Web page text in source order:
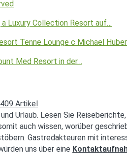
a Luxury Collection Resort auf…
Med Resort in der…
409 Artikel
Urlaub. Lesen Sie
auch wissen, worüber
Gastredakteuren mit
uns über eine